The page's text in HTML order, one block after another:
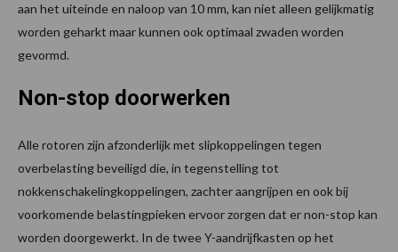
aan het uiteinde en naloop van 10 mm, kan niet alleen gelijkmatig
worden geharkt maar kunnen ook optimaal zwaden worden
gevormd.
Non-stop doorwerken
Alle rotoren zijn afzonderlijk met slipkoppelingen tegen
overbelasting beveiligd die, in tegenstelling tot
nokkenschakelingkoppelingen, zachter aangrijpen en ook bij
voorkomende belastingpieken ervoor zorgen dat er non-stop kan
worden doorgewerkt. In de twee Y-aandrijfkasten op het